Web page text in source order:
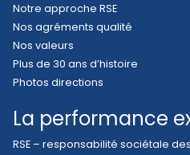
Notre approche RSE
Nos agréments qualité
Nos valeurs
Plus de 30 ans d’histoire
Photos directions
La performance
RSE – responsabilité sociétale